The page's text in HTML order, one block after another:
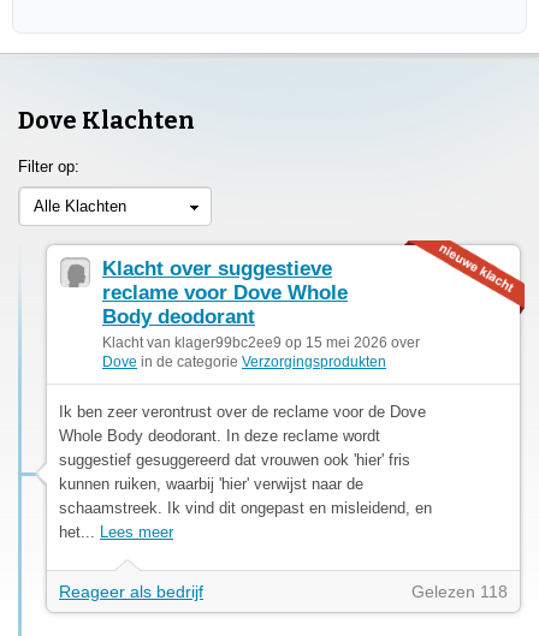
Dove Klachten
Filter op:
Alle Klachten
Klacht over suggestieve
reclame voor Dove Whole
Body deodorant
Klacht van klager99bc2ee9 op 15 mei 2026 over
Dove in de categorie Verzorgingsprodukten
Ik ben zeer verontrust over de reclame voor de Dove
Whole Body deodorant. In deze reclame wordt
suggestief gesuggereerd dat vrouwen ook 'hier' fris
kunnen ruiken, waarbij 'hier' verwijst naar de
schaamstreek. Ik vind dit ongepast en misleidend, en
het... Lees meer
Reageer als bedrijf Gelezen 118